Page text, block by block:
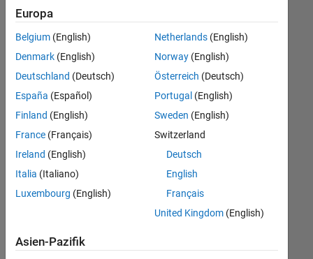
Ihren
Suchkriterien
entsprechen.
können
die
Suchkriterien
weiter
fassen
oder
alle
Stellenangebote
anzeigen .
noch
Europa
Belgium (English)
Denmark (English)
Deutschland (Deutsch)
España (Español)
Finland (English)
France (Français)
Ireland (English)
Italia (Italiano)
Luxembourg (English)
Netherlands(English)
Norway(English)
Österreich (Deutsch)
Portugal (English)
Sweden (English)
Switzerland
Deutsch
English
Français
United Kingdom(English)
Asien-Pazifik